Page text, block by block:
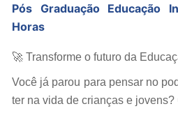
Pós Graduação Educação
Horas
🚀 Transforme o futuro da
Você já parou para pensar no
ter na vida de crianças e jovens?